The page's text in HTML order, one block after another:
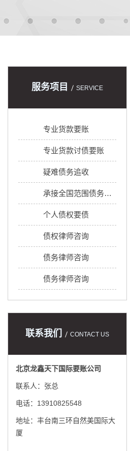
服务项目 SERVICE
专业货款要账
专业货款讨债要账
疑难债务追收
承接全国范围债务追收
个人债权要债
债权律师咨询
债务律师咨询
债务律师咨询
联系我们 CONTACT US
北京龙鑫天下国际要账公司
联系人：张总
电话：13910825548
地址：丰台南三环自然美国际大
厦